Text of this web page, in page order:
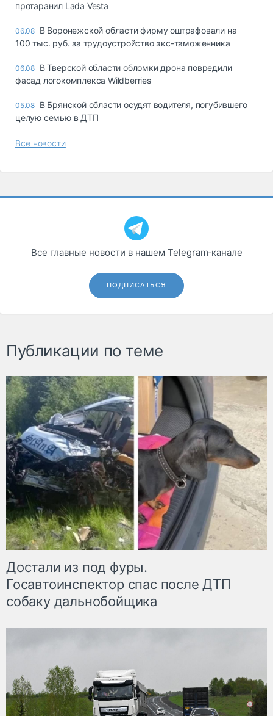
протаранил Lada Vesta
06.08 В Воронежской области фирму оштрафовали на
100 тыс. руб. за трудоустройство экс-таможенника
06.08 В Тверской области обломки дрона повредили
фасад логокомплекса Wildberries
05.08 В Брянской области осудят водителя, погубившего
целую семью в ДТП
Все новости
Все главные новости в нашем Telegram‑канале
ПОДПИСАТЬСЯ
Публикации по теме
Достали из под фуры.
Госавтоинспектор спас после ДТП
собаку дальнобойщика